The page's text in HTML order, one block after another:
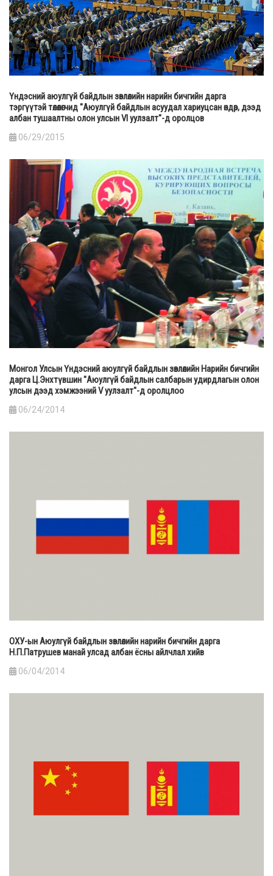
Үндэсний аюулгүй байдлын зөвлөлийн нарийн бичгийн дарга
тэргүүтэй төлөөлөгчид "Аюулгүй байдлын асуудал хариуцсан өндөр, дээд
албан тушаалтны олон улсын VI уулзалт"-д оролцов
06/29/2015
Монгол Улсын Үндэсний аюулгүй байдлын зөвлөлийн Нарийн бичгийн
дарга Ц.Энхтүвшин "Аюулгүй байдлын салбарын удирдлагын олон
улсын дээд хэмжээний V уулзалт"-д оролцлоо
06/24/2014
ОХУ-ын Аюулгүй байдлын зөвлөлийн нарийн бичгийн дарга
Н.П.Патрушев манай улсад албан ёсны айлчлал хийв
06/04/2014